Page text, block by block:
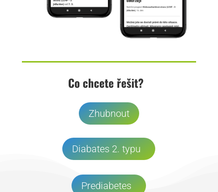
Co chcete řešit?
Zhubnout
Diabates 2. typu
Prediabetes